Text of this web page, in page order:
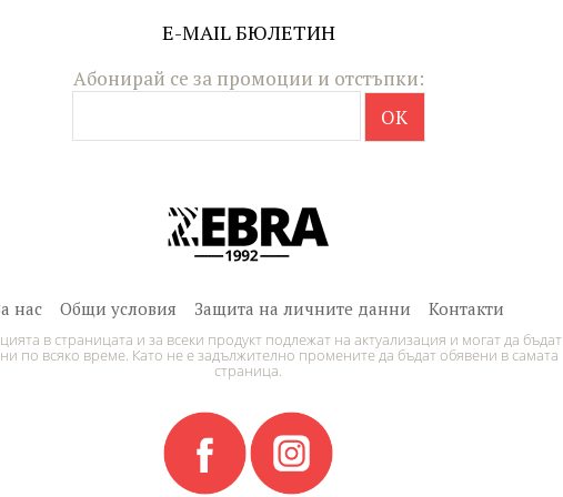
E-MAIL БЮЛЕТИН
Абонирай се за промоции и отстъпки:
нас Общи условия Защита на личните данни Контакти
в страницата и за всеки продукт подлежат на актуализация и могат да бъдат
по всяко време. Като не е задължително промените да бъдат обявени в самата
страница.